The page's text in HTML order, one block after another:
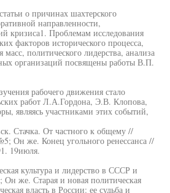
о причинах шахтерского
направленности,
кризиса1. Проблемам исследования
факторов исторического процесса,
масс, политического лидерства, анализа
организаций посвящены работы В.П.
рабочего движения стало
работ Л.А.Гордона, Э.В. Клопова,
являясь участниками этих событий,
Стачка. От частного к общему //
Он же. Конец угольного ренессанса //
19июля.
культура и лидерство в СССР и
же. Старая и новая политическая
власть в России: ее судьба и